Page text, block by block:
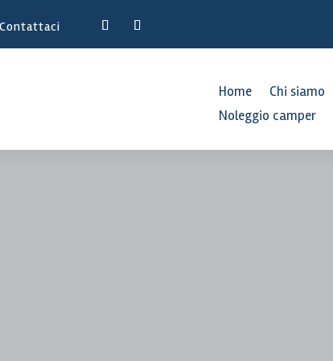
Contattaci
Home Chi siamo
Noleggio camper